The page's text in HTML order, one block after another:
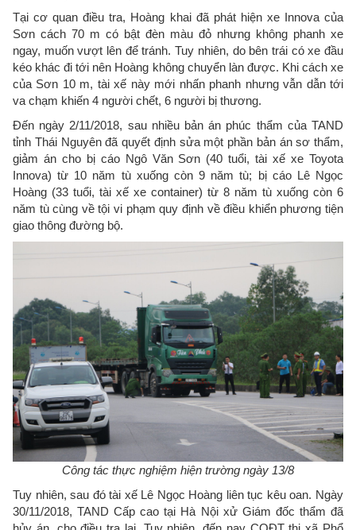
Tại cơ quan điều tra, Hoàng khai đã phát hiện xe Innova của
Sơn cách 70 m có bật đèn màu đỏ nhưng không phanh xe
ngay, muốn vượt lên để tránh. Tuy nhiên, do bên trái có xe đầu
kéo khác đi tới nên Hoàng không chuyển làn được. Khi cách xe
của Sơn 10 m, tài xế này mới nhấn phanh nhưng vẫn dẫn tới
va chạm khiến 4 người chết, 6 người bị thương.
Đến ngày 2/11/2018, sau nhiều bản án phúc thẩm của TAND
tỉnh Thái Nguyên đã quyết định sửa một phần bản án sơ thẩm,
giảm án cho bị cáo Ngô Văn Sơn (40 tuổi, tài xế xe Toyota
Innova) từ 10 năm tù xuống còn 9 năm tù; bị cáo Lê Ngọc
Hoàng (33 tuổi, tài xế xe container) từ 8 năm tù xuống còn 6
năm tù cùng về tội vi phạm quy định về điều khiển phương tiện
giao thông đường bộ.
Công tác thực nghiệm hiện trường ngày 13/8
Tuy nhiên, sau đó tài xế Lê Ngọc Hoàng liên tục kêu oan. Ngày
30/11/2018, TAND Cấp cao tại Hà Nội xử Giám đốc thẩm đã